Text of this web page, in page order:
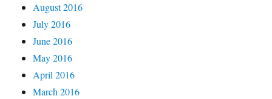
August 2016
July 2016
June 2016
May 2016
April 2016
March 2016